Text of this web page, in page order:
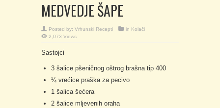
MEDVEDJE ŠAPE
Posted by: Vrhunski Recepti in Kolači
2,073 Views
Sastojci
3 šalice pšeničnog oštrog brašna tip 400
¼ vrećice praška za pecivo
1 šalica šećera
2 šalice mljevenih oraha